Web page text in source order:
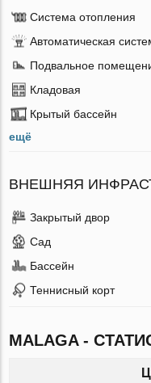
Система отопления
Автоматическая
Подвальное
Кладовая
Крытый бассейн
ещё
ВНЕШНЯЯ
Закрытый двор
Сад
Бассейн
Теннисный корт
MALAGA -